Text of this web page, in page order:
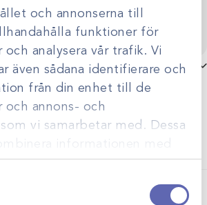
och annonserna till
funktioner för
och analysera vår trafik. Vi
även sådana identifierare och
från din enhet till de
och annons- och
vi samarbetar med. Dessa
informationen med
som du har tillhandahållit
samlat in när du har använt
4cmx5m, 6cmx5m, 8cmx5m
Plåster